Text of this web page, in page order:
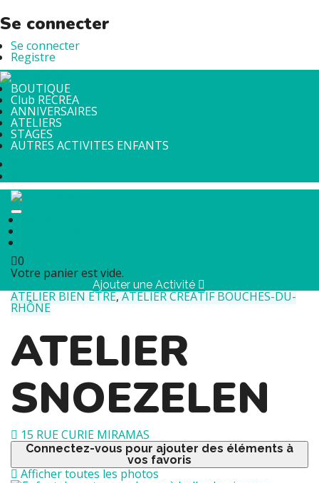
Se connecter
Se connecter
Registre
BOUTIQUE
Club RECREA
ANNIVERSAIRES
ATELIERS
STAGES
AUTRES ACTIVITES ENFANTS
0
Votre panier est vide.
Se connecter Ajouter une Activité
ATELIER BIEN ETRE,ATELIER CREATIF BOUCHES-DU-
RHÔNE
ATELIER
SNOEZELEN
15 RUE CURIE MIRAMAS
Connectez-vous pour ajouter des éléments à
vos favoris
Afficher toutes les photos